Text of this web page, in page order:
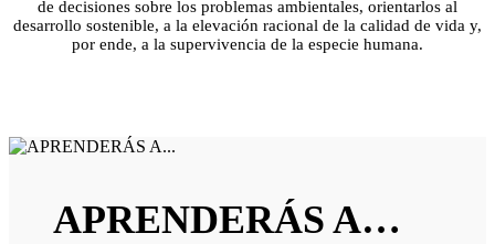
de decisiones sobre los problemas ambientales, orientarlos al
desarrollo sostenible, a la elevación racional de la calidad de vida y,
por ende, a la supervivencia de la especie humana.
APRENDERÁS A…